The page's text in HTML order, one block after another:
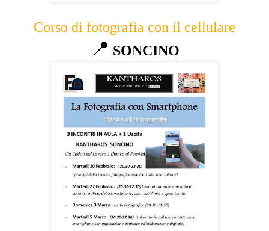
Corso di fotografia con il cellulare
📍 SONCINO